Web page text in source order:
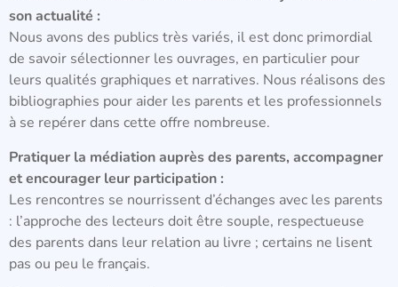
son actualité :
Nous avons des publics très variés, il est donc primordial
de savoir sélectionner les ouvrages, en particulier pour
leurs qualités graphiques et narratives. Nous réalisons des
bibliographies pour aider les parents et les professionnels
à se repérer dans cette offre nombreuse.
Pratiquer la médiation auprès des parents, accompagner
et encourager leur participation :
Les rencontres se nourrissent d’échanges avec les parents
: l’approche des lecteurs doit être souple, respectueuse
des parents dans leur relation au livre ; certains ne lisent
pas ou peu le français.